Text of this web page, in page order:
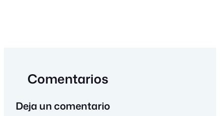
Comentarios
Deja un comentario